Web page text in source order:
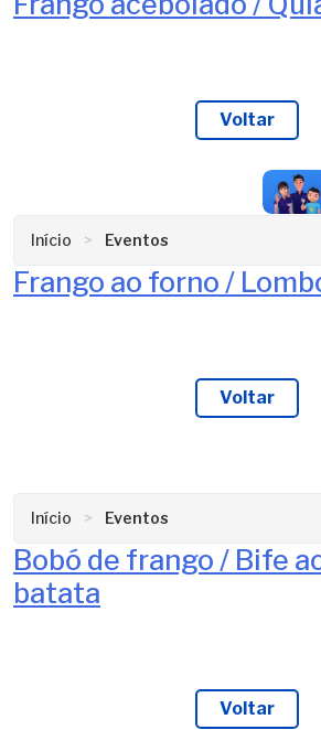
Voltar
Início Eventos
Frango ao forno /
Voltar
Início Eventos
Bobó de frango / Bife
batata
Voltar